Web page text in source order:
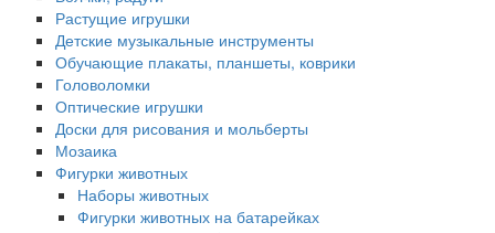
Растущие игрушки
Детские музыкальные инструменты
Обучающие плакаты, планшеты, коврики
Головоломки
Оптические игрушки
Доски для рисования и мольберты
Мозаика
Фигурки животных
Наборы животных
Фигурки животных на батарейках